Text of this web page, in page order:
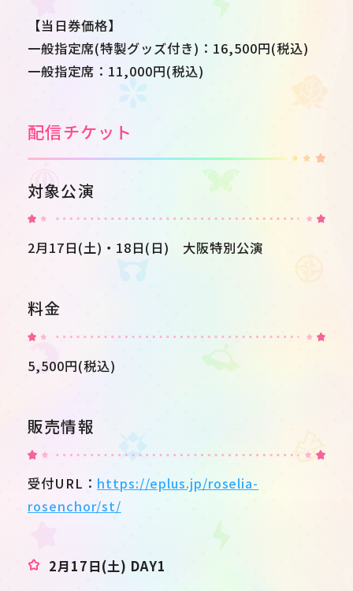
【当日券価格】
一般指定席(特製グッズ付き)：16,500円(税込)
一般指定席：11,000円(税込)
配信チケット
対象公演
2月17日(土)・18日(日) 大阪特別公演
料金
5,500円(税込)
販売情報
受付URL： https://eplus.jp/roselia-
rosenchor/st/
2月17日(土) DAY1